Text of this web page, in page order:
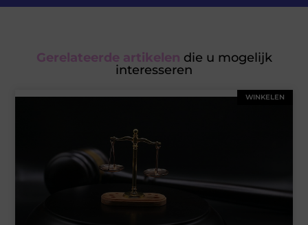
Gerelateerde artikelen die u mogelijk
interesseren
WINKELEN